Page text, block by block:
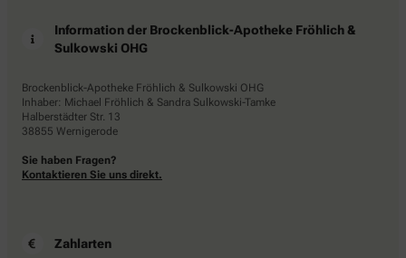
Information der Brockenblick-Apotheke Fröhlich &
Sulkowski OHG
Brockenblick-Apotheke Fröhlich & Sulkowski OHG
Inhaber: Michael Fröhlich & Sandra Sulkowski-Tamke
Halberstädter Str. 13
38855 Wernigerode
Sie haben Fragen?
Kontaktieren Sie uns direkt.
Zahlarten